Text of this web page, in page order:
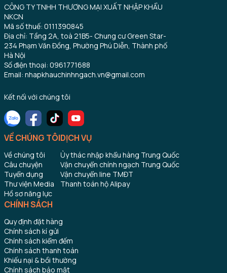
CÔNG TY TNHH THƯƠNG MẠI XUẤT NHẬP KHẨU
NKCN
Mã số thuế: 0111390845
Địa chỉ: Tầng 2A, toà 21B5- Chung cư Green Star-
234 Phạm Văn Đồng, Phường Phú Diễn, Thành phố
Hà Nội
Số điện thoại: 0961771688
Email: nhapkhauchinhngach.vn@gmail.com
Kết nối với chúng tôi
VỀ CHÚNG TÔI
Về chúng tôi
Câu chuyện
Tuyển dụng
Thư viện Media
Hồ sơ năng lực
DỊCH VỤ
Ủy thác nhập khẩu hàng Trung Quốc
Vận chuyển chính ngạch Trung Quốc
Vận chuyển line TMĐT
Thanh toán hộ Alipay
CHÍNH SÁCH
Quy định đặt hàng
Chính sách kí gửi
Chính sách kiểm đếm
Chính sách thanh toán
Khiếu nại & bồi thường
Chính sách bảo mật